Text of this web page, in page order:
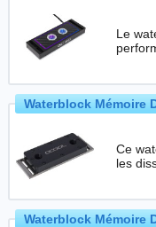
Le
Waterblock Mémoire
Ce
les
Waterblock Mémoire